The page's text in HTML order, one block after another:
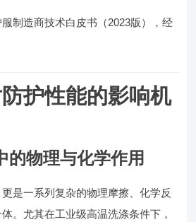
制造商技术白皮书（2023版），经
护性能的影响机
的物理与化学作用
是一系列复杂的物理摩擦、化学反
。尤其在工业级高温洗涤条件下，